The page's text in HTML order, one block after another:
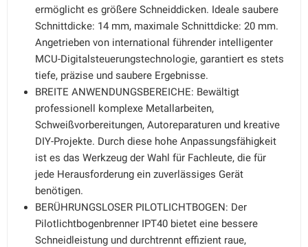
ermöglicht es größere Schneiddicken. Ideale saubere
Schnittdicke: 14 mm, maximale Schnittdicke: 20 mm.
Angetrieben von international führender intelligenter
MCU-Digitalsteuerungstechnologie, garantiert es stets
tiefe, präzise und saubere Ergebnisse.
BREITE ANWENDUNGSBEREICHE: Bewältigt
professionell komplexe Metallarbeiten,
Schweißvorbereitungen, Autoreparaturen und kreative
DIY-Projekte. Durch diese hohe Anpassungsfähigkeit
ist es das Werkzeug der Wahl für Fachleute, die für
jede Herausforderung ein zuverlässiges Gerät
benötigen.
BERÜHRUNGSLOSER PILOTLICHTBOGEN: Der
Pilotlichtbogenbrenner IPT40 bietet eine bessere
Schneidleistung und durchtrennt effizient raue,